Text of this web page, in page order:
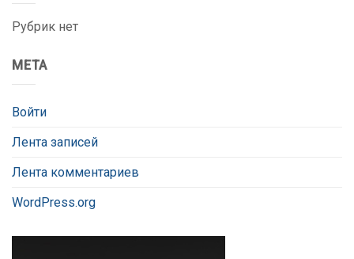
Рубрик нет
МЕТА
Войти
Лента записей
Лента комментариев
WordPress.org